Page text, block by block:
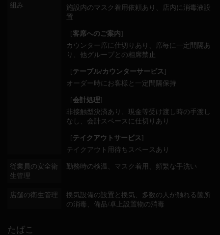
組み
施設内のマスク着用依頼あり
店内に消毒液設
置
[客席へのご案内]
カウンター席に仕切りあり
席毎に一定間隔あ
り
他グループとの相席禁止
[テーブル/カウンターサービス]
オーダー時にお客様と一定間隔保持
[会計処理]
非接触型決済あり
現金等受け渡し時の手渡し
なし
会計スペースに仕切りあり
[テイクアウトサービス]
テイクアウト用待ちスペースあり
従業員の安全衛
生管理
勤務時の検温 マスク着用 頻繁な手洗い
店舗の衛生管理 換気設備の設置と換気
多数の人が触れる箇所
の消毒
備品/卓上設置物の消毒
たばこ